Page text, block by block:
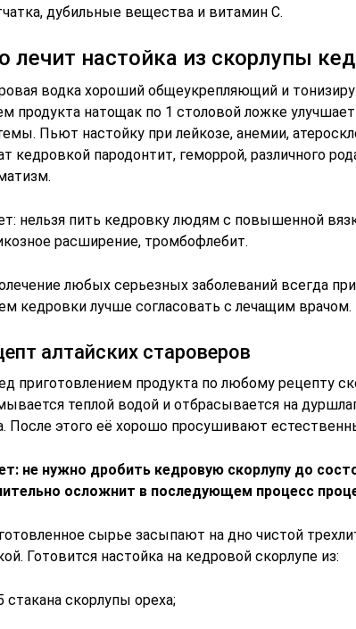
дубильные вещества и витамин С.
лечит настойка из скорлупы
водка хороший общеукрепляющий и
продукта натощак по 1 столовой ложке
Пьют настойку при лейкозе, анемии,
кедровкой пародонтит, геморрой, различного
нельзя пить кедровку людям с повышенной
расширение, тромбофлебит.
любых серьезных заболеваний всегда
кедровки лучше согласовать с лечащим врачом.
алтайских староверов
приготовлением продукта по любому рецепту
теплой водой и отбрасывается на
После этого её хорошо просушивают
не нужно дробить кедровую скорлупу до
осложнит в последующем процесс
сырье засыпают на дно чистой
Готовится настойка на кедровой скорлупе из:
стакана скорлупы ореха;